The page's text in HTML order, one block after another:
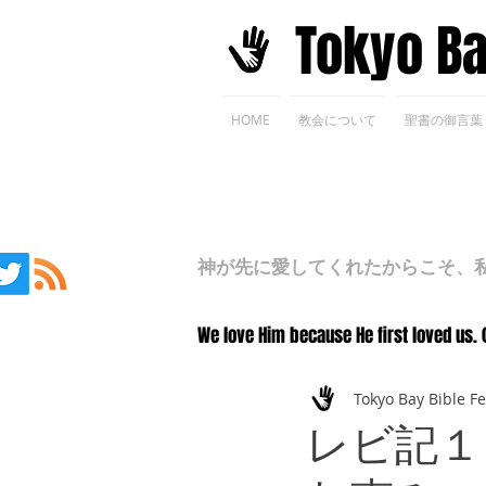
​Tokyo
HOME 教会について 聖書の御言葉
神が先に愛してくれたからこそ、
We love Him because He first loved us.
レビ記
Tokyo Bay Bible